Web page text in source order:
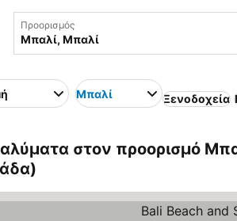
Προορισμός
Μπαλί Ξενοδοχεία
στον προορισμό